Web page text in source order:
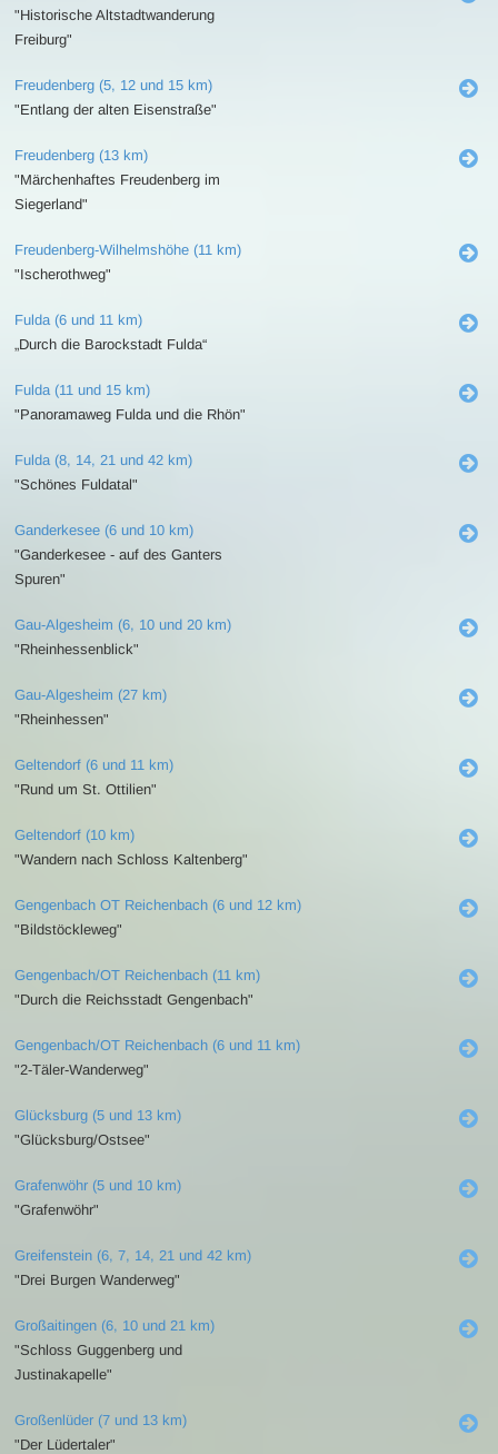
"Historische Altstadtwanderung
Freiburg"
Freudenberg (5, 12 und 15 km)
"Entlang der alten Eisenstraße"
Freudenberg (13 km)
"Märchenhaftes Freudenberg im
Siegerland"
Freudenberg-Wilhelmshöhe (11 km)
"Ischerothweg"
Fulda (6 und 11 km)
„Durch die Barockstadt Fulda“
Fulda (11 und 15 km)
"Panoramaweg Fulda und die Rhön"
Fulda (8, 14, 21 und 42 km)
"Schönes Fuldatal"
Ganderkesee (6 und 10 km)
"Ganderkesee - auf des Ganters
Spuren"
Gau-Algesheim (6, 10 und 20 km)
"Rheinhessenblick"
Gau-Algesheim (27 km)
"Rheinhessen"
Geltendorf (6 und 11 km)
"Rund um St. Ottilien"
Geltendorf (10 km)
"Wandern nach Schloss Kaltenberg"
Gengenbach OT Reichenbach (6 und 12 km)
"Bildstöckleweg"
Gengenbach/OT Reichenbach (11 km)
"Durch die Reichsstadt Gengenbach"
Gengenbach/OT Reichenbach (6 und 11 km)
"2-Täler-Wanderweg"
Glücksburg (5 und 13 km)
"Glücksburg/Ostsee"
Grafenwöhr (5 und 10 km)
"Grafenwöhr"
Greifenstein (6, 7, 14, 21 und 42 km)
"Drei Burgen Wanderweg"
Großaitingen (6, 10 und 21 km)
"Schloss Guggenberg und
Justinakapelle"
Großenlüder (7 und 13 km)
"Der Lüdertaler"